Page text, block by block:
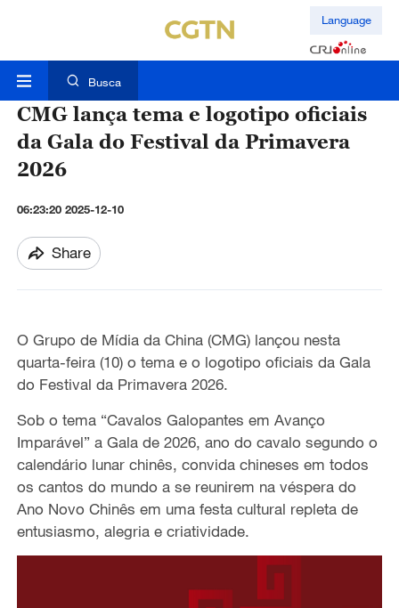
Language
Busca
CMG lança tema e logotipo oficiais
da Gala do Festival da Primavera
2026
06:23:20 2025-12-10
Share
O Grupo de Mídia da China (CMG) lançou nesta
quarta-feira (10) o tema e o logotipo oficiais da Gala
do Festival da Primavera 2026.
Sob o tema “Cavalos Galopantes em Avanço
Imparável” a Gala de 2026, ano do cavalo segundo o
calendário lunar chinês, convida chineses em todos
os cantos do mundo a se reunirem na véspera do
Ano Novo Chinês em uma festa cultural repleta de
entusiasmo, alegria e criatividade.